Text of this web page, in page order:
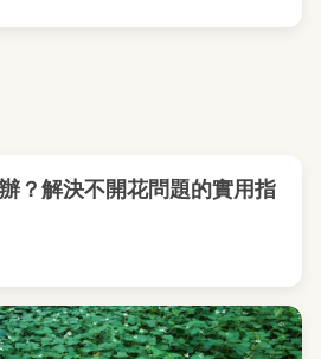
？解決不開花問題的實用指